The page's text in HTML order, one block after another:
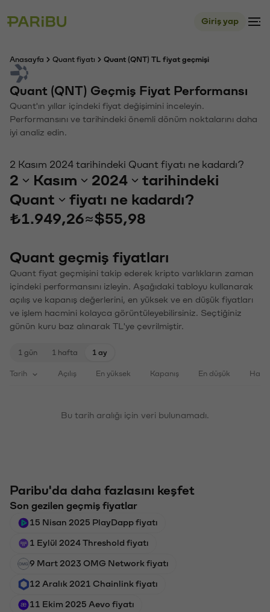
Giriş yap
Anasayfa Quant fiyatı Quant (QNT) TL fiyat geçmişi
Quant (QNT) Geçmiş Fiyat Performansı
Quant'ın yıllar içindeki fiyat değişimini inceleyin.
Performansını ve tarihindeki önemli dönüm noktalarını daha
iyi analiz edin.
2 Kasım 2024 tarihindeki Quant fiyatı ne kadardı?
2 Kasım 2024
tarihindeki
Quant
fiyatı ne kadardı?
₺1.949,26≈$55,98
Quant geçmiş fiyatları
Quant fiyat geçmişini takip ederek kripto varlıkların zaman
içindeki performansını izleyin. Aşağıdaki tabloyu kullanarak
açılış ve kapanış değerlerini, en yüksek ve en düşük fiyatları
ve işlem hacmini kolayca görüntüleyebilirsiniz. Seçtiğiniz
günün kuru baz alınarak TL'ye çevrilmiştir.
1 gün 1 hafta 1 ay
Tarih Açılış En yüksek Kapanış En düşük
Bu tarih aralığı için veri bulunamadı.
Paribu'da daha fazlasını keşfet
Son gezilen geçmiş fiyatlar
15 Nisan 2025 PlayDapp fiyatı
1 Eylül 2024 Threshold fiyatı
9 Mart 2023 OMG Network fiyatı
12 Aralık 2021 Chainlink fiyatı
11 Ekim 2025 Aevo fiyatı